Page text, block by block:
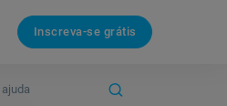
Inscreva-se grátis